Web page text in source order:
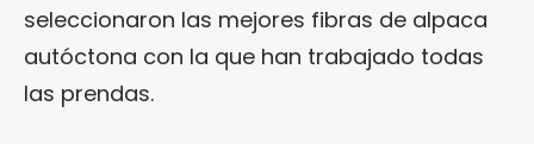
seleccionaron las mejores fibras de alpaca
autóctona con la que han trabajado todas
las prendas.